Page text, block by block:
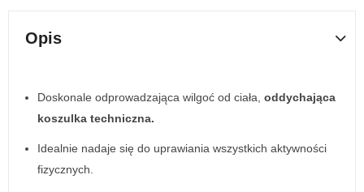
Opis
Doskonale odprowadzająca wilgoć od ciała, oddychająca
koszulka techniczna.
Idealnie nadaje się do uprawiania wszystkich aktywności
fizycznych.